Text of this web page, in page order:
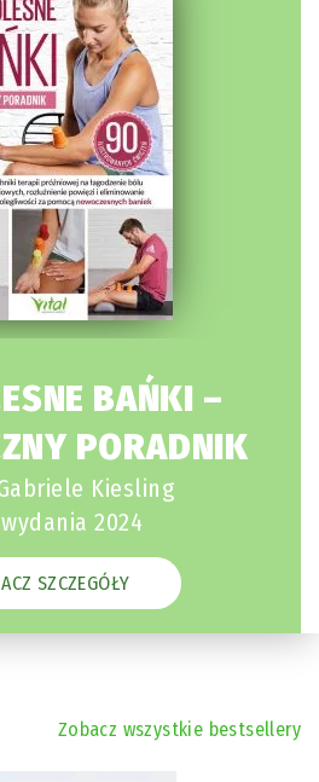
BAŃKI –
PORADNIK
Kiesling
2024
SZCZEGÓŁY
Zobacz wszystkie bestsellery